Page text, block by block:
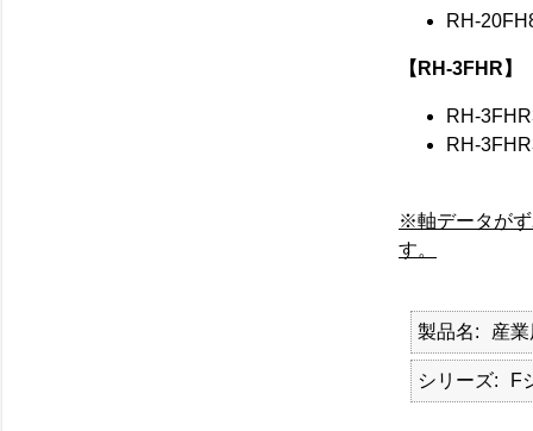
RH-
【RH-3FHR】
RH-
RH-
※軸データがず
す。
製品名 産
シリーズ F